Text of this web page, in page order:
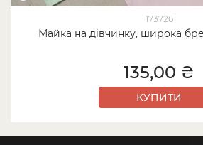
173726
Майка на дівчинку, широка
135,00 ₴
КУПИТИ